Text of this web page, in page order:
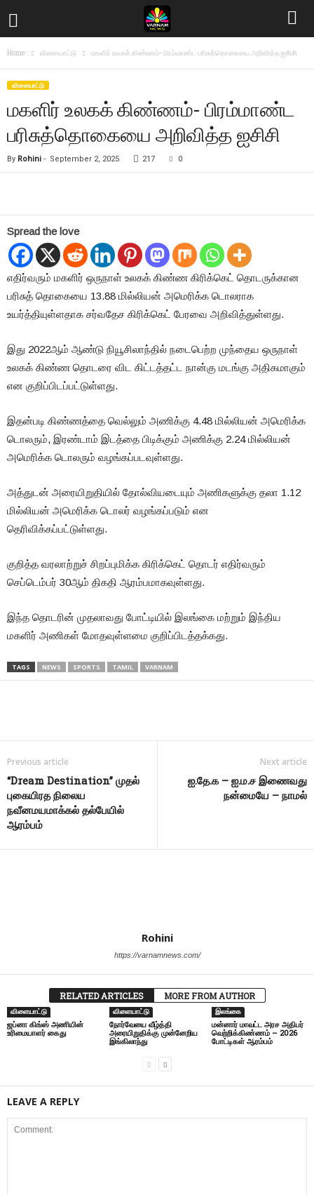
Home விளையா‌ட்டு மகளிர் உலகக் கிண்ணம்- பிரம்மாண்ட பரிசுத்தொகையை அறிவித்த ஐசிசி
விளையா‌ட்டு
மகளிர் உலகக் கிண்ணம்- பிரம்மாண்ட
பரிசுத்தொகையை அறிவித்த ஐசிசி
By Rohini - September 2, 2025 217 0
Spread the love
எதிர்வரும் மகளிர் ஒருநாள் உலகக் கிண்ண கிரிக்கெட் தொடருக்கான
பரிசுத் தொகையை 13.88 மில்லியன் அமெரிக்க டொலராக
உயர்த்தியுள்ளதாக சர்வதேச கிரிக்கெட் பேரவை அறிவித்துள்ளது.
இது 2022ஆம் ஆண்டு நியூசிலாந்தில் நடைபெற்ற முந்தைய ஒருநாள்
உலகக் கிண்ண தொடரை விட கிட்டத்தட்ட நான்கு மடங்கு அதிகமாகும்
என குறிப்பிடப்பட்டுள்ளது.
இதன்படி கிண்ணத்தை வெல்லும் அணிக்கு 4.48 மில்லியன் அமெரிக்க
டொலரும், இரண்டாம் இடத்தை பிடிக்கும் அணிக்கு 2.24 மில்லியன்
அமெரிக்க டொலரும் வழங்கப்படவுள்ளது.
அத்துடன் அரையிறுதியில் தோல்வியடையும் அணிகளுக்கு தலா 1.12
மில்லியன் அமெரிக்க டொலர் வழங்கப்படும் என
தெரிவிக்கப்பட்டுள்ளது.
குறித்த வரலாற்றுச் சிறப்புமிக்க கிரிக்கெட் தொடர் எதிர்வரும்
செப்டெம்பர் 30ஆம் திகதி ஆரம்பமாகவுள்ளது.
இந்த தொடரின் முதலாவது போட்டியில் இலங்கை மற்றும் இந்திய
மகளிர் அணிகள் மோதவுள்ளமை குறிப்பிடத்தக்கது.
TAGS NEWS SPORTS TAMIL VARNAM
Previous article
“Dream Destination” முதல்
புகையிரத நிலைய
நவீனமயமாக்கல் தல்பேயில்
ஆரம்பம்
Next article
ஐ.தே.க – ஐ.ம.ச இணைவது
நன்மையே – நாமல்
Rohini
https://varnamnews.com/
RELATED ARTICLES MORE FROM AUTHOR
விளையா‌ட்டு
ஜப்னா கிங்ஸ் அணியின்
உரிமையாளர் கைது
விளையா‌ட்டு
நோர்வேயை வீழ்த்தி
அரையிறுதிக்கு முன்னேறிய
இங்கிலாந்து
இலங்கை
மன்னார் மாவட்ட அரச அதிபர்
வெற்றிக்கிண்ணம் – 2026
போட்டிகள் ஆரம்பம்
LEAVE A REPLY